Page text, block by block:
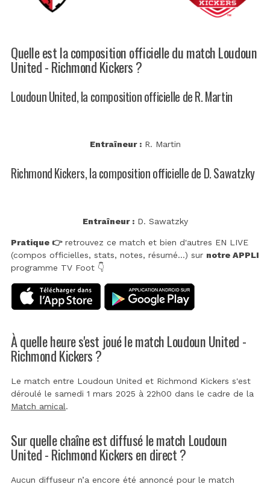
Quelle est la composition officielle du match Loudoun
United - Richmond Kickers ?
Loudoun United, la composition officielle de R. Martin
Entraîneur :R. Martin
Richmond Kickers, la composition officielle de D. Sawatzky
Entraîneur :D. Sawatzky
Pratique 👉retrouvez ce match et bien d'autres EN LIVE
(compos officielles, stats, notes, résumé...) sur notre APPLI
programme TV Foot 👇
À quelle heure s'est joué le match Loudoun United -
Richmond Kickers ?
Le match entre Loudoun United et Richmond Kickers s'est
déroulé le samedi 1 mars 2025 à 22h00 dans le cadre de la
Match amical.
Sur quelle chaîne est diffusé le match Loudoun
United - Richmond Kickers en direct ?
Aucun diffuseur n’a encore été annoncé pour le match